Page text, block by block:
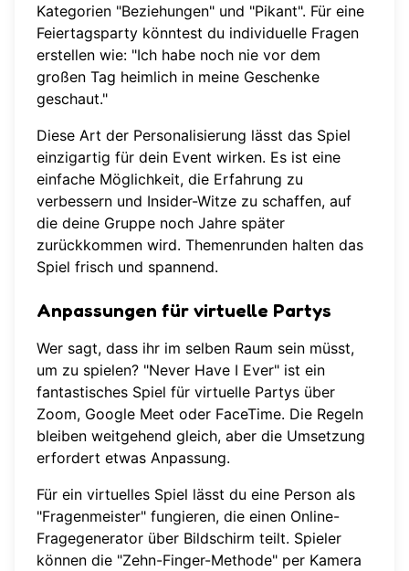
Kategorien "Beziehungen" und "Pikant". Für eine
Feiertagsparty könntest du individuelle Fragen
erstellen wie: "Ich habe noch nie vor dem
großen Tag heimlich in meine Geschenke
geschaut."
Diese Art der Personalisierung lässt das Spiel
einzigartig für dein Event wirken. Es ist eine
einfache Möglichkeit, die Erfahrung zu
verbessern und Insider-Witze zu schaffen, auf
die deine Gruppe noch Jahre später
zurückkommen wird. Themenrunden halten das
Spiel frisch und spannend.
Anpassungen für virtuelle Partys
Wer sagt, dass ihr im selben Raum sein müsst,
um zu spielen? "Never Have I Ever" ist ein
fantastisches Spiel für virtuelle Partys über
Zoom, Google Meet oder FaceTime. Die Regeln
bleiben weitgehend gleich, aber die Umsetzung
erfordert etwas Anpassung.
Für ein virtuelles Spiel lässt du eine Person als
"Fragenmeister" fungieren, die einen Online-
Fragegenerator über Bildschirm teilt. Spieler
können die "Zehn-Finger-Methode" per Kamera